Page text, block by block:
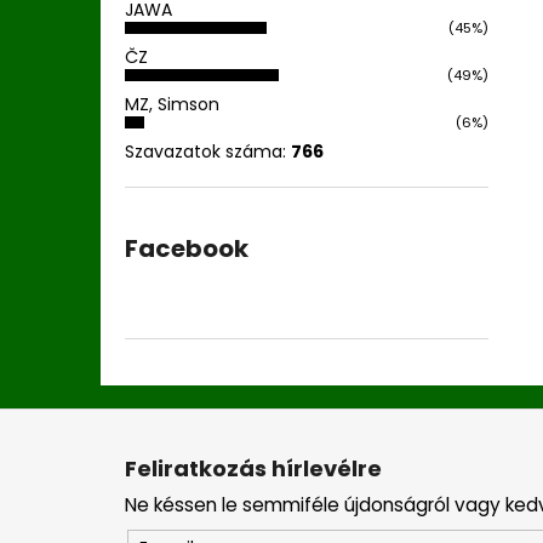
JAWA
(45%)
ČZ
(49%)
MZ, Simson
(6%)
Szavazatok száma: 766
Facebook
L
Feliratkozás hírlevélre
Ne késsen le semmiféle újdonságról vagy